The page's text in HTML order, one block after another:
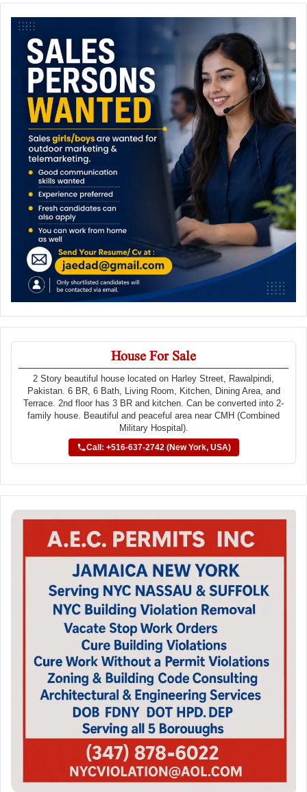
House For Sale
2 Story beautiful house located on Harley Street, Rawalpindi,
Pakistan. 6 BR, 6 Bath, Living Room, Kitchen, Dining Area, and
Terrace. 2nd floor has 3 BR and kitchen. Can be converted into 2-
family house. Beautiful and peaceful area near CMH (Combined
Military Hospital).
Call: +516-637-2742 (New York, USA)